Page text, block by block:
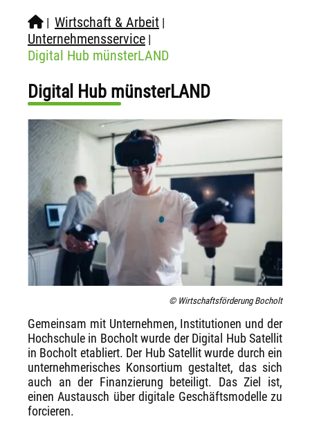
| Wirtschaft & Arbeit |
Unternehmensservice |
Digital Hub münsterLAND
Digital Hub münsterLAND
© Wirtschaftsförderung Bocholt
Gemeinsam mit Unternehmen, Institutionen und der
Hochschule in Bocholt wurde der Digital Hub Satellit
in Bocholt etabliert. Der Hub Satellit wurde durch ein
unternehmerisches Konsortium gestaltet, das sich
auch an der Finanzierung beteiligt. Das Ziel ist,
einen Austausch über digitale Geschäftsmodelle zu
forcieren.